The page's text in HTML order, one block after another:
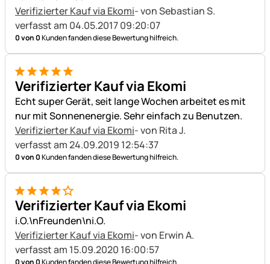
Verifizierter Kauf via Ekomi- von Sebastian S.
verfasst am 04.05.2017 09:20:07
0 von 0Kunden fanden diese Bewertung hilfreich.
5 von 5
Verifizierter Kauf via Ekomi
Echt super Gerät, seit lange Wochen arbeitet es mit
nur mit Sonnenenergie. Sehr einfach zu Benutzen.
Verifizierter Kauf via Ekomi- von Rita J.
verfasst am 24.09.2019 12:54:37
0 von 0Kunden fanden diese Bewertung hilfreich.
4 von 5
Verifizierter Kauf via Ekomi
i.O.\nFreunden\ni.O.
Verifizierter Kauf via Ekomi- von Erwin A.
verfasst am 15.09.2020 16:00:57